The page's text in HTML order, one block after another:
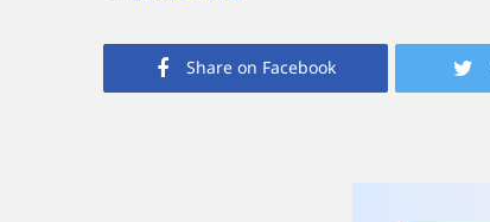
Share on Facebook